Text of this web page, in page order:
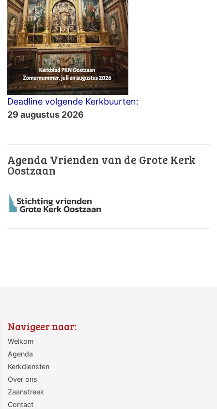
Deadline volgende Kerkbuurten:
29 augustus 2026
Agenda Vrienden van de Grote Kerk
Oostzaan
Navigeer naar:
Welkom
Agenda
Kerkdiensten
Over ons
Zaanstreek
Contact